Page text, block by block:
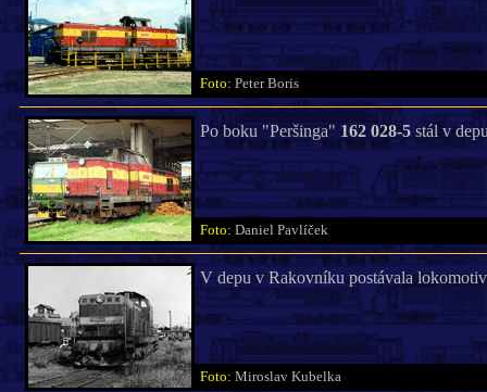
Foto: Peter Boris
Po boku "Peršinga" 162 028-5stál v
Foto: Daniel Pavlíček
V depu v Rakovníku postávala
Foto: Miroslav Kubelka